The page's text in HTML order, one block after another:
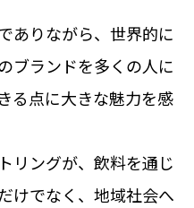
ありながら、世界的に
ブランドを多くの人に
る点に大きな魅力を感
リングが、飲料を通じ
けでなく、地域社会へ